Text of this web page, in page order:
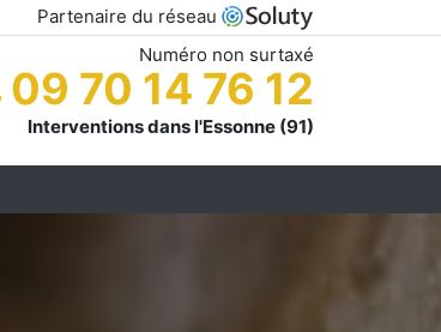
Partenaire du réseau
Numéro non surtaxé
09 70 14 76 12
Interventions dans l'Essonne (91)